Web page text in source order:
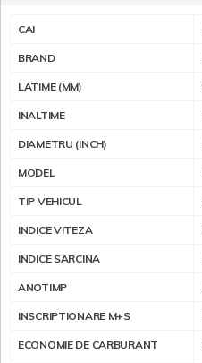
CAI
BRAND
LATIME (MM)
INALTIME
DIAMETRU (INCH)
MODEL
TIP VEHICUL
INDICE VITEZA
INDICE SARCINA
ANOTIMP
INSCRIPTIONARE M+S
ECONOMIE DE CARBURANT